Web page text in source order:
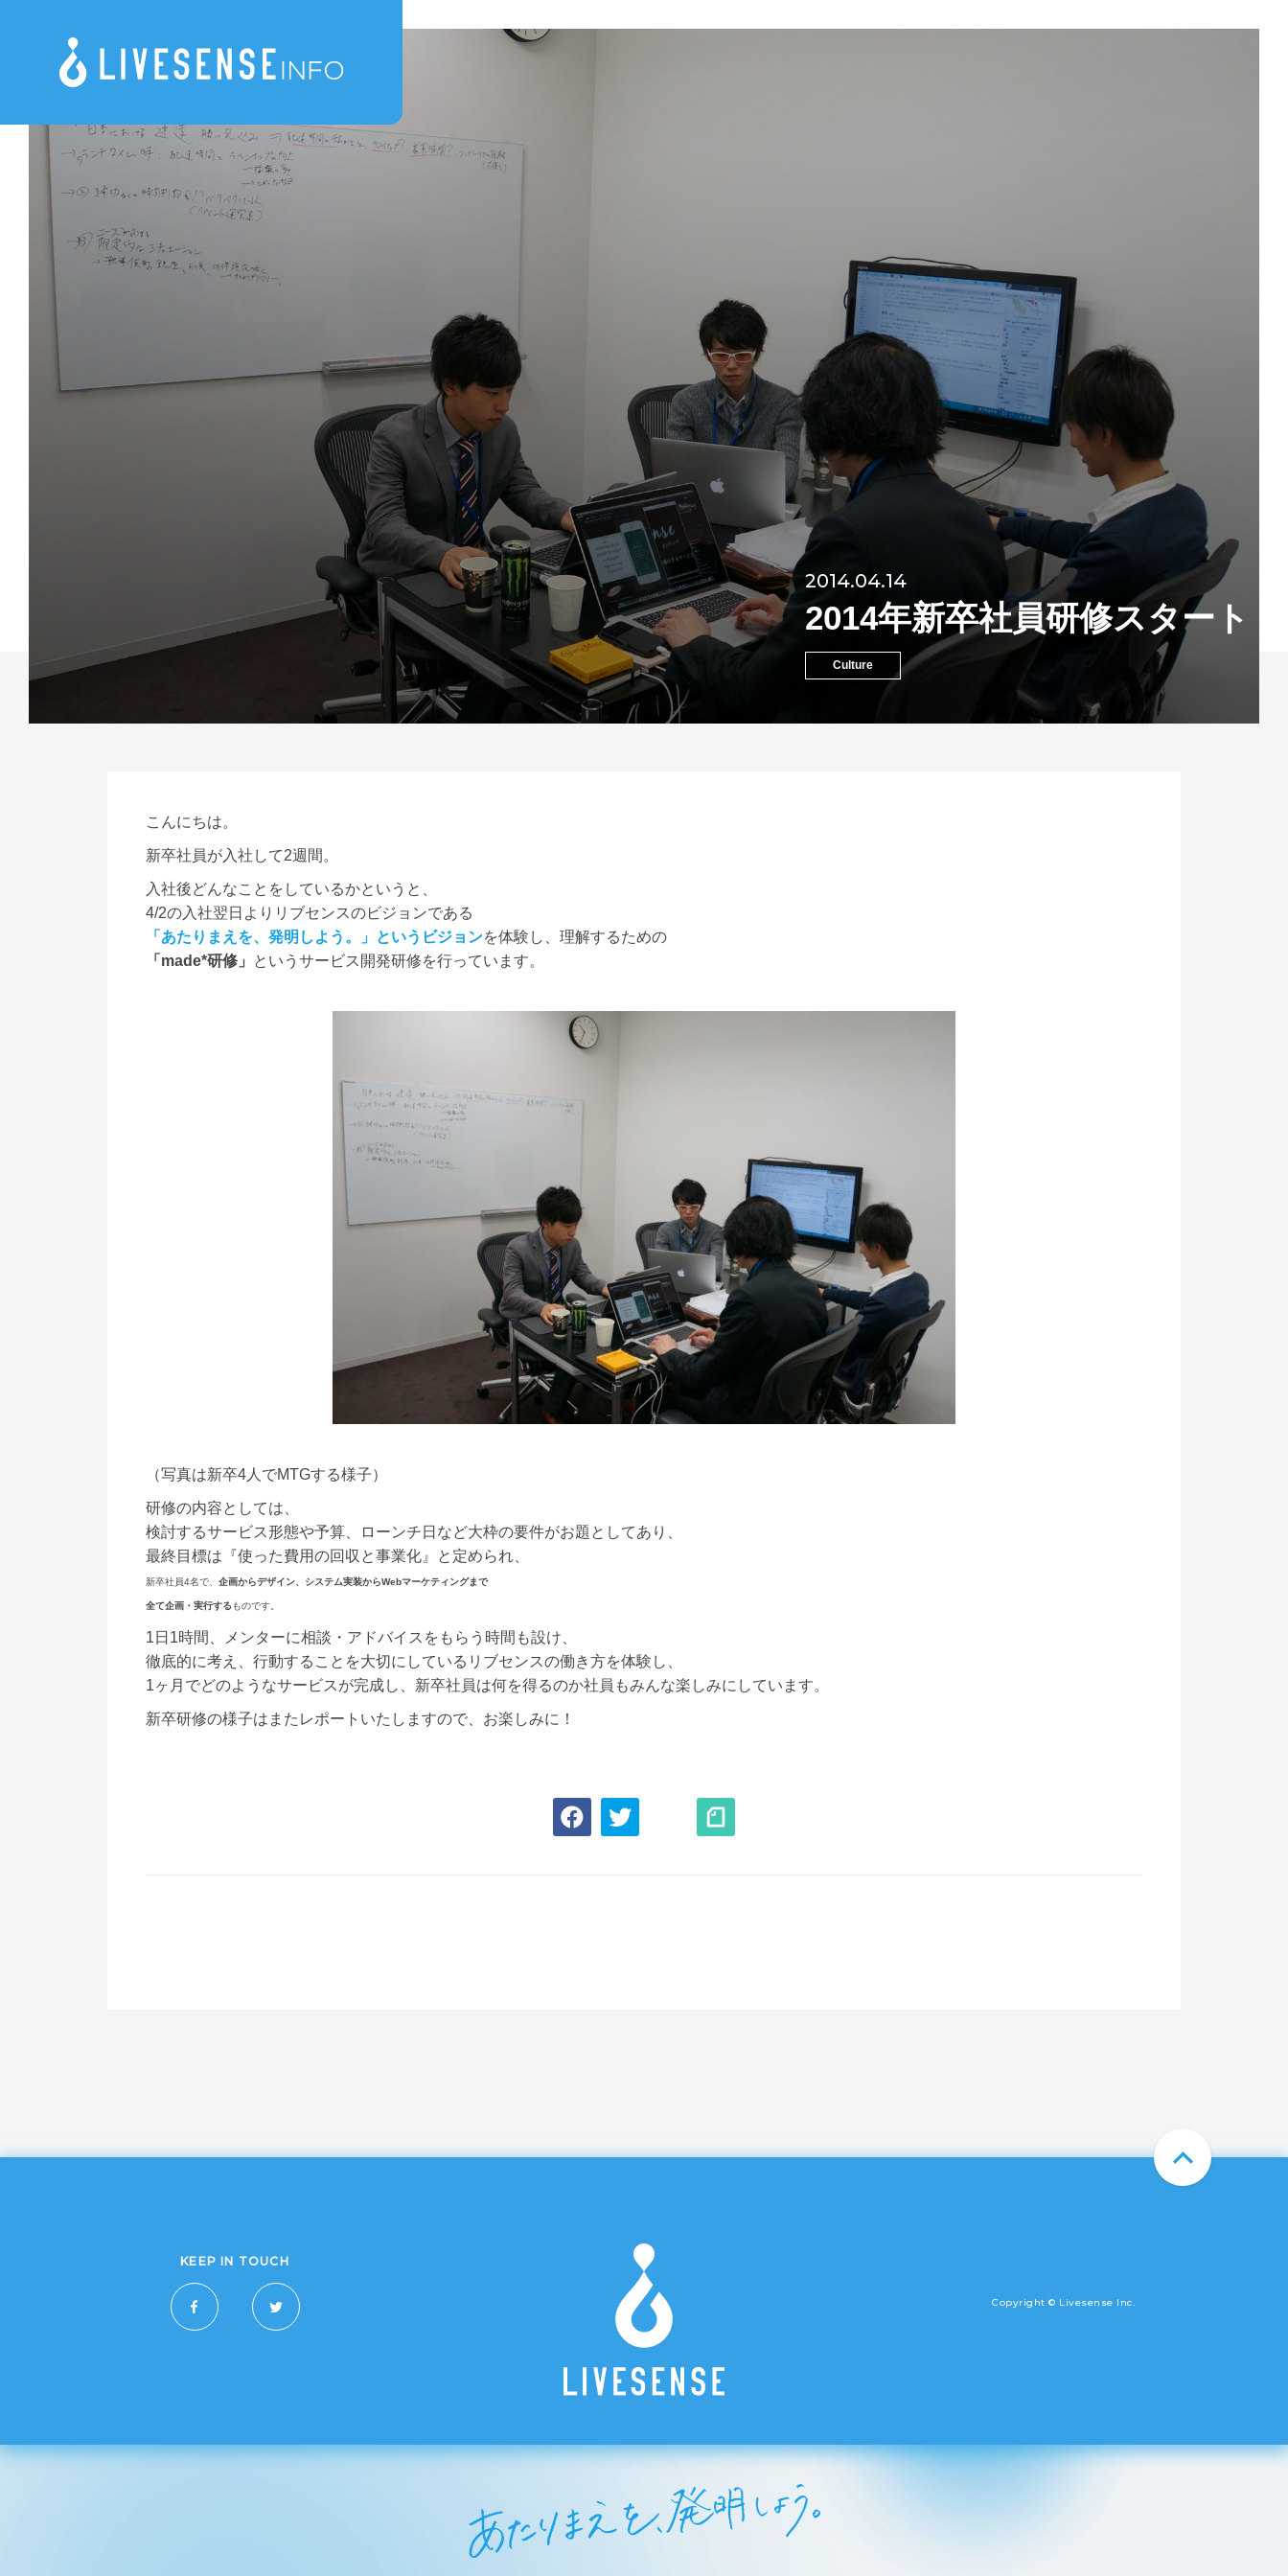
2014.04.14
2014年新卒社員研修スタート
Culture
こんにちは。
新卒社員が入社して2週間。
入社後どんなことをしているかというと、
4/2の入社翌日よりリブセンスのビジョンである
「あたりまえを、発明しよう。」というビジョンを体験し、理解するための
「made*研修」
というサービス開発研修を行っています。
（写真は新卒4人でMTGする様子）
研修の内容としては、
検討するサービス形態や予算、ローンチ日など大枠の要件がお題としてあり、
最終目標は『使った費用の回収と事業化』と定められ、
新卒社員4名で、 企画からデザイン、システム実装からWebマーケティングまで
全て企画・実行する ものです。
1日1時間、メンターに相談・アドバイスをもらう時間も設け、
徹底的に考え、行動することを大切にしているリブセンスの働き方を体験し、
1ヶ月でどのようなサービスが完成し、新卒社員は何を得るのか社員もみんな楽しみにしています。
新卒研修の様子はまたレポートいたしますので、お楽しみに！
KEEP IN TOUCH
Copyright © Livesense Inc.